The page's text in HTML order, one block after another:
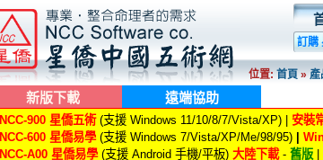
訂購
位置:首頁»產
新版下載 遠端協助
NCC-900 星僑五術(支援 Windows 11/10/8/7/Vista/XP) | 安裝
NCC-600 星僑易學(支援 Windows 7/Vista/XP/Me/98/95)
NCC-A00 星僑易學(支援 Android 手機/平板) 大陸下載- 舊版